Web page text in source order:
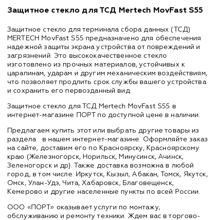
Защитное стекло для ТСД Mertech MovFast S55
Защитное стекло для терминала сбора данных (ТСД)
MERTECH MovFast S55 предназначено для обеспечения
надежной защиты экрана устройства от повреждений и
загрязнений. Это высококачественное стекло
изготовлено из прочных материалов, устойчивых к
царапинам, ударам и другим механическим воздействиям,
что позволяет продлить срок службы вашего устройства
и сохранить его первозданный вид.
Защитное стекло для ТСД Mertech MovFast S55 в
интернет-магазине ПОРТ по доступной цене в наличии.
Предлагаем купить этот или выбрать другие товары из
раздела
в нашем интернет-магазине. Оформляйте заказ
на сайте, доставим его по Красноярску, Красноярскому
краю (Железногорск, Норильск, Минусинск, Ачинск,
Зеленогорск и др). Также доставка возможна в любой
город, в том числе: Иркутск, Кызыл, Абакан, Томск, Якутск,
Омск, Улан-Удэ, Чита, Хабаровск, Благовещенск,
Кемерово и другие населенные пункты по всей России.
ООО «ПОРТ» оказывает услуги по монтажу,
обслуживанию и ремонту техники. Ждем вас в торгово-